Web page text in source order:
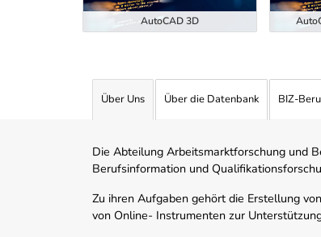
AutoCAD 3D
Über Uns Über die Datenbank BIZ-
Die Abteilung Arbeitsmarktforschung und
Berufsinformation und
Zu ihren Aufgaben gehört die Erstellung
von Online- Instrumenten zur